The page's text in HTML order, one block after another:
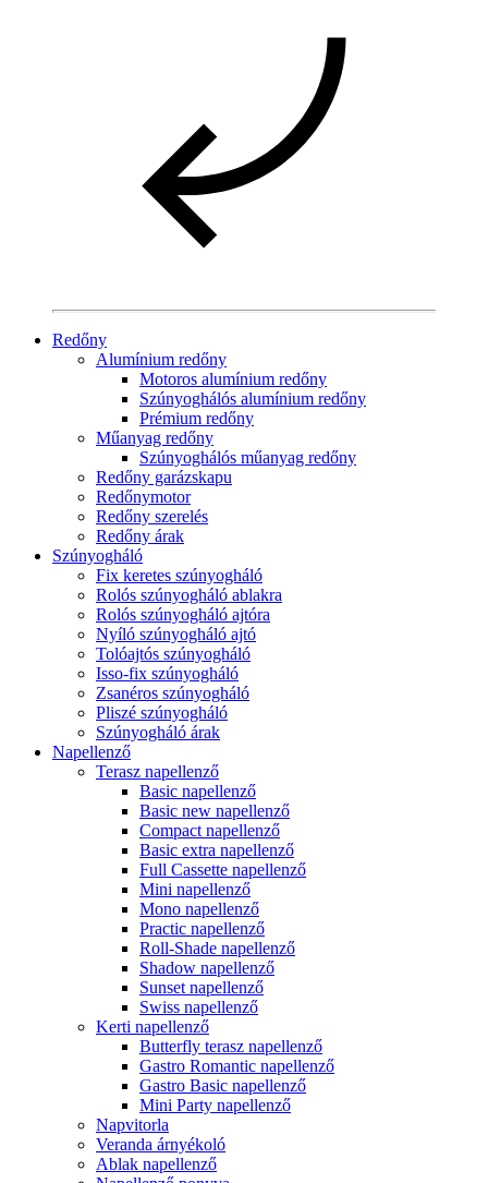
Redőny
Alumínium redőny
Motoros alumínium redőny
Szúnyoghálós alumínium redőny
Prémium redőny
Műanyag redőny
Szúnyoghálós műanyag redőny
Redőny garázskapu
Redőnymotor
Redőny szerelés
Redőny árak
Szúnyogháló
Fix keretes szúnyogháló
Rolós szúnyogháló ablakra
Rolós szúnyogháló ajtóra
Nyíló szúnyogháló ajtó
Tolóajtós szúnyogháló
Isso-fix szúnyogháló
Zsanéros szúnyogháló
Pliszé szúnyogháló
Szúnyogháló árak
Napellenző
Terasz napellenző
Basic napellenző
Basic new napellenző
Compact napellenző
Basic extra napellenző
Full Cassette napellenző
Mini napellenző
Mono napellenző
Practic napellenző
Roll-Shade napellenző
Shadow napellenző
Sunset napellenző
Swiss napellenző
Kerti napellenző
Butterfly terasz napellenző
Gastro Romantic napellenző
Gastro Basic napellenző
Mini Party napellenző
Napvitorla
Veranda árnyékoló
Ablak napellenző